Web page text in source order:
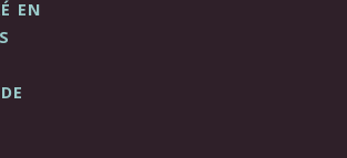
EN